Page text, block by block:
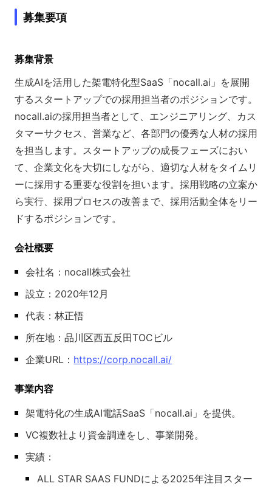
募集要項
募集背景
生成AIを活用した架電特化型SaaS「nocall.ai」を展開
するスタートアップでの採用担当者のポジションです。
nocall.aiの採用担当者として、エンジニアリング、カス
タマーサクセス、営業など、各部門の優秀な人材の採用
を担当します。スタートアップの成長フェーズにおい
て、企業文化を大切にしながら、適切な人材をタイムリ
ーに採用する重要な役割を担います。採用戦略の立案か
ら実行、採用プロセスの改善まで、採用活動全体をリー
ドするポジションです。
会社概要
会社名：nocall株式会社
設立：2020年12月
代表：林正悟
所在地：品川区西五反田TOCビル
企業URL： https://corp.nocall.ai/
事業内容
架電特化の生成AI電話SaaS「nocall.ai」を提供。
VC複数社より資金調達をし、事業開発。
実績：
ALL STAR SAAS FUNDによる2025年注目スター